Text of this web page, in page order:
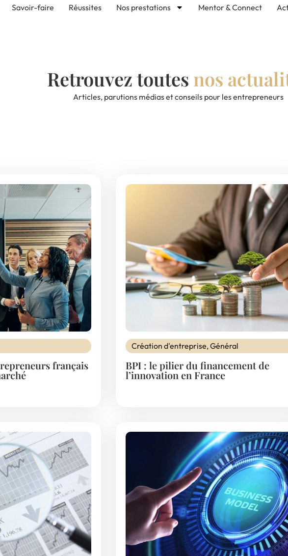
Savoir-faire Réussites Nos prestations Mentor & Connect
Retrouvez toutes nos
Articles, parutions médias et conseils pour les entrepreneurs
français
Création d'entreprise,Général
BPI : le pilier du financement de
l’innovation en France